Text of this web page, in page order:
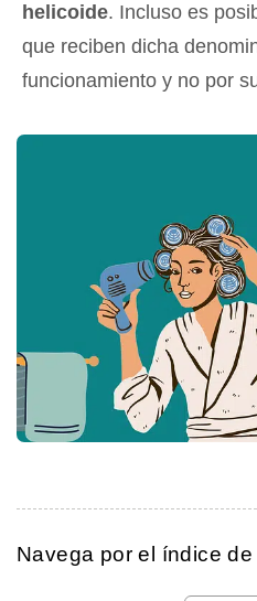
helicoide. Incluso es
que reciben dicha
funcionamiento y no por
Navega por el índice